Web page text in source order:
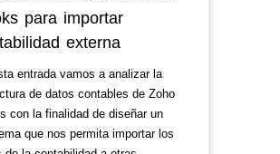
para importar
externa
entrada vamos a analizar la
de datos contables de Zoho
con la finalidad de diseñar un
que nos permita importar los